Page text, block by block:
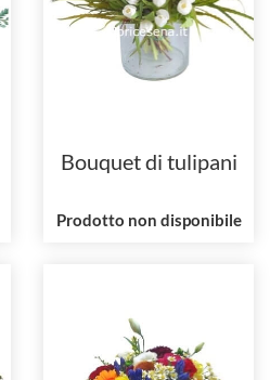
Bouquet di tulipani
Prodotto non disponibile